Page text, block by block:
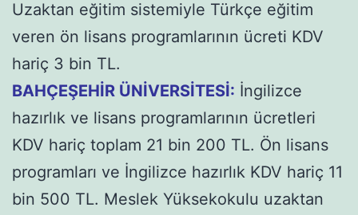
Uzaktan eğitim sistemiyle Türkçe eğitim
veren ön lisans programlarının ücreti KDV
hariç 3 bin TL.
BAHÇEŞEHİR ÜNİVERSİTESİ: İngilizce
hazırlık ve lisans programlarının ücretleri
KDV hariç toplam 21 bin 200 TL. Ön lisans
programları ve İngilizce hazırlık KDV hariç 11
bin 500 TL. Meslek Yüksekokulu uzaktan